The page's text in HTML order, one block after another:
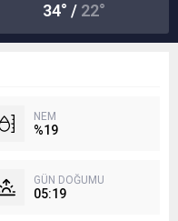
34° / 22°
NEM
%19
GÜN DOĞUMU
05:19